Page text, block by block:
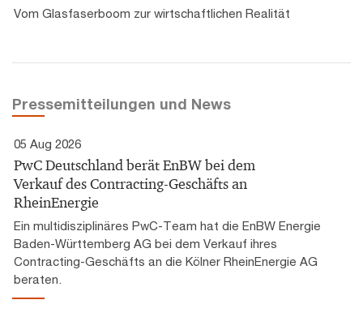
Vom Glasfaserboom zur wirtschaftlichen Realität
Pressemitteilungen und News
05 Aug 2026
PwC Deutschland berät EnBW bei dem
Verkauf des Contracting-Geschäfts an
RheinEnergie
Ein multidisziplinäres PwC-Team hat die EnBW Energie
Baden-Württemberg AG bei dem Verkauf ihres
Contracting-Geschäfts an die Kölner RheinEnergie AG
beraten.